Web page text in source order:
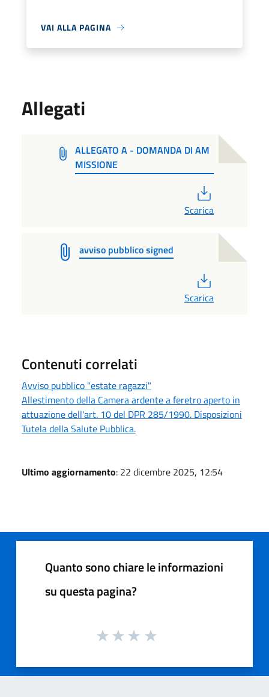
VAI ALLA PAGINA
Allegati
ALLEGATO A - DOMANDA DI AM
MISSIONE
Scarica
avviso pubblico signed
Scarica
Contenuti correlati
Avviso pubblico "estate ragazzi"
Allestimento della Camera ardente a feretro aperto in
attuazione dell'art. 10 del DPR 285/1990. Disposizioni
Tutela della Salute Pubblica.
Ultimo aggiornamento: 22 dicembre 2025, 12:54
Quanto sono chiare le informazioni
su questa pagina?